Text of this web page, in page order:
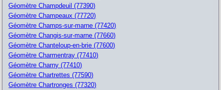
Géomètre Champdeuil (77390)
Géomètre Champeaux (77720)
Géomètre Champs-sur-marne (77420)
Géomètre Changis-sur-marne (77660)
Géomètre Chanteloup-en-brie (77600)
Géomètre Charmentray (77410)
Géomètre Charny (77410)
Géomètre Chartrettes (77590)
Géomètre Chartronges (77320)